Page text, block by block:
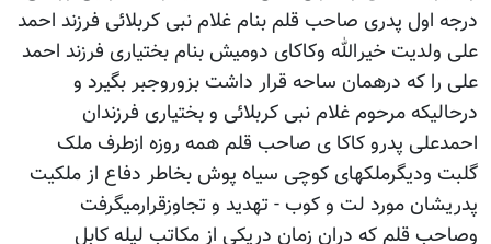
درجه اول پدری صاحب قلم بنام غلام نبی کربلائی فرزند احمد
علی ولدیت خیرالله وکاکای دومیش بنام بختیاری فرزند احمد
علی را که درهمان ساحه قرار داشت بزوروجبر بگیرد و
درحالیکه مرحوم غلام نبی کربلائی و بختیاری فرزندان
احمدعلی پدرو کاکا ی صاحب قلم همه روزه ازطرف ملک
گلبت ودیگرملکهای کوچی سیاه پوش بخاطر دفاع از ملکیت
پدریشان مورد لت و کوب - تهدید و تجاوزقرارمیگرفت
وصاحب قلم که دران زمان دریکی از مکاتب لیله کابل